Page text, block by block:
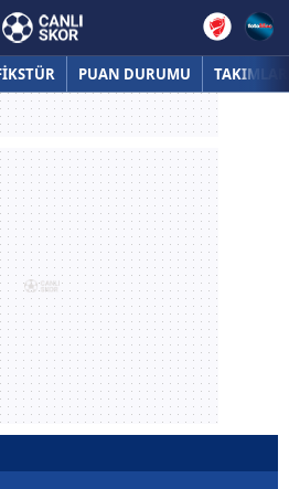
PUAN DURUMU TAKIMLAR